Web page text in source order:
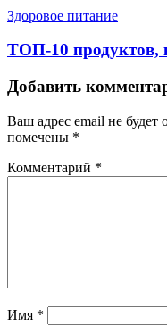
Здоровое питание
ТОП-10 продуктов,
Добавить
Ваш адрес email не будет
помечены *
Комментарий *
Имя *